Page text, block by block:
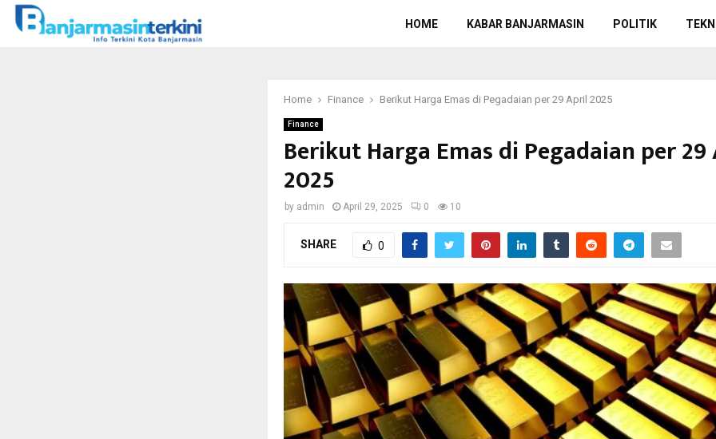
HOME KABAR BANJARMASIN POLITIK
Home Finance Berikut Harga Emas di Pegadaian per 29 April 2025
Finance
Berikut Harga Emas di Pegadaian per
2025
by admin April 29, 2025 0 10
SHARE 0